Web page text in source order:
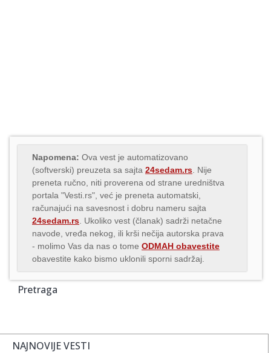
Napomena: Ova vest je automatizovano
(softverski) preuzeta sa sajta 24sedam.rs . Nije
preneta ručno, niti proverena od strane uredništva
portala "Vesti.rs", već je preneta automatski,
računajući na savesnost i dobru nameru sajta
24sedam.rs . Ukoliko vest (članak) sadrži netačne
navode, vređa nekog, ili krši nečija autorska prava
- molimo Vas da nas o tome ODMAH obavestite
obavestite kako bismo uklonili sporni sadržaj.
Pretraga
NAJNOVIJE VESTI